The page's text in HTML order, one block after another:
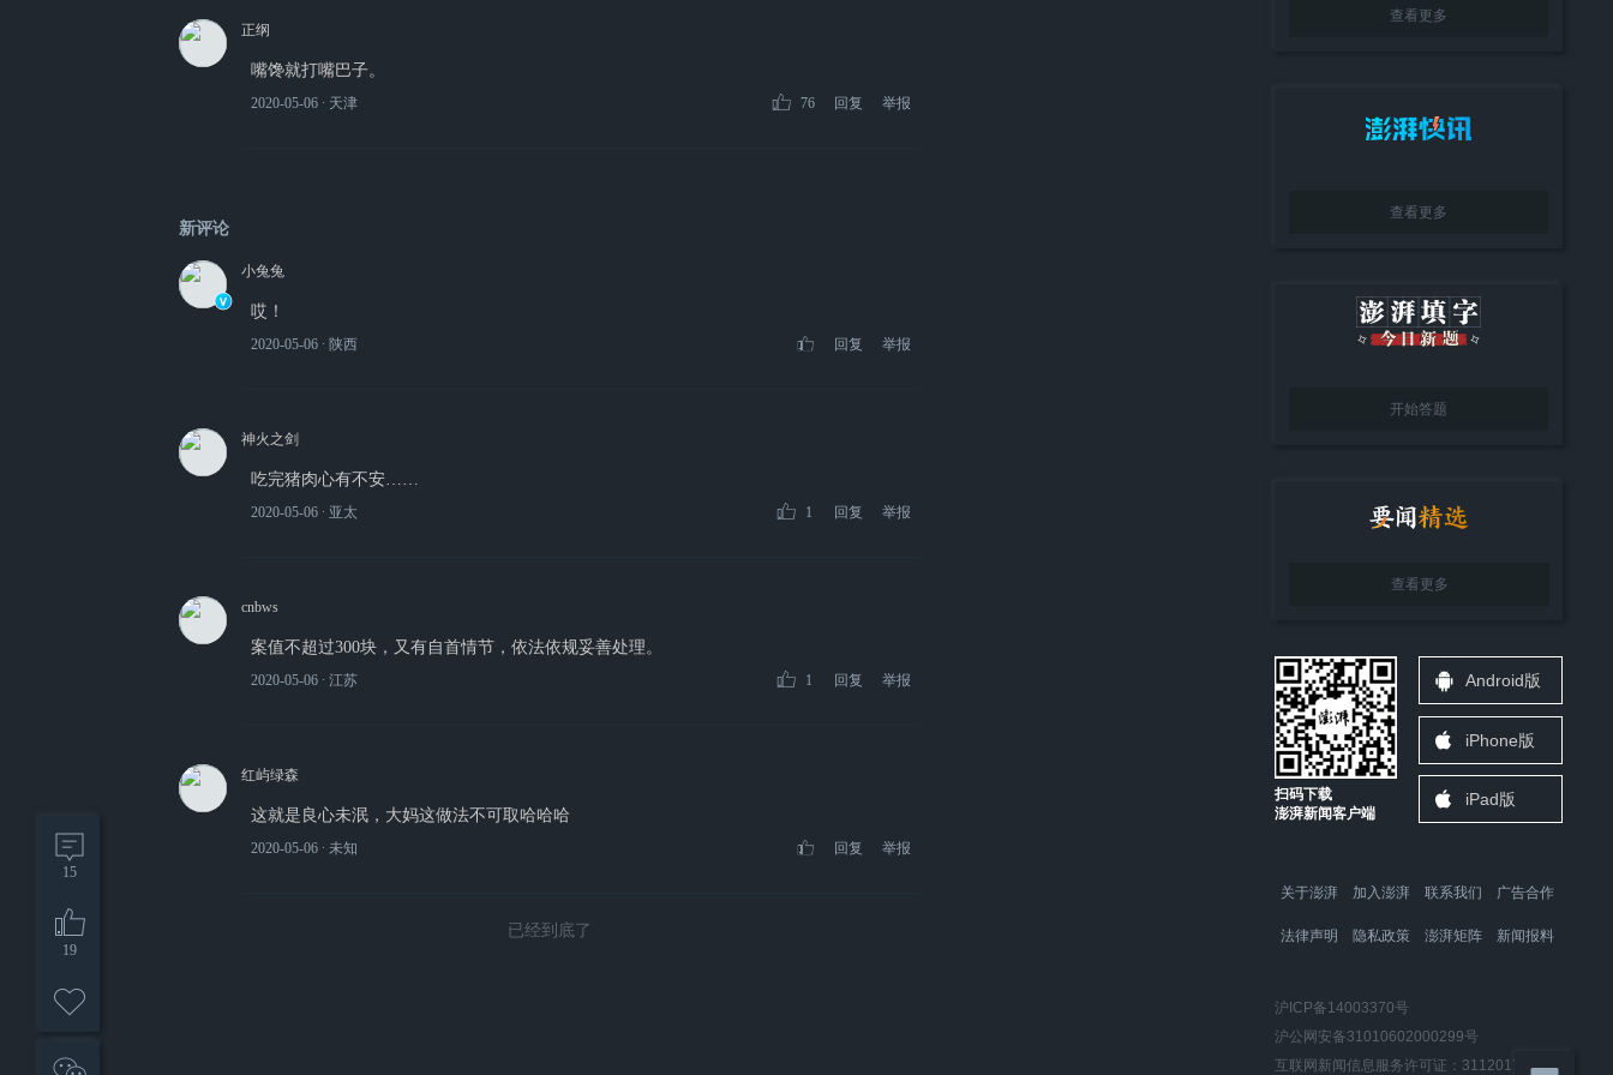
15
19
正纲
嘴馋就打嘴巴子。
2020-05-06 ∙ 天津 76 回复 举报
新评论
小兔兔
哎！
2020-05-06 ∙ 陕西 回复 举报
神火之剑
吃完猪肉心有不安……
2020-05-06 ∙ 亚太 1 回复 举报
cnbws
案值不超过300块，又有自首情节，依法依规妥善处理。
2020-05-06 ∙ 江苏 1 回复 举报
红屿绿森
这就是良心未泯，大妈这做法不可取哈哈哈
2020-05-06 ∙ 未知 回复 举报
已经到底了
查看更多
查看更多
开始答题
查看更多
扫码下载
澎湃新闻客户端
Android版
iPhone版
iPad版
关于澎湃 加入澎湃 联系我们 广告合作
法律声明 隐私政策 澎湃矩阵 新闻报料
沪ICP备14003370号
沪公网安备31010602000299号
互联网新闻信息服务许可证：31120170006